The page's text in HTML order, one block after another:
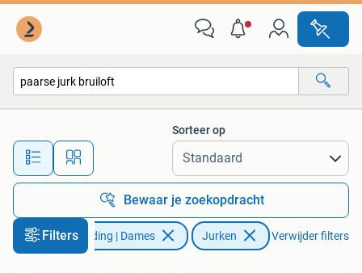
Alle afstanden…
Sorteer op
Bewaar je zoekopdracht
FiltersKleding | Dames Jurken Verwijder filters